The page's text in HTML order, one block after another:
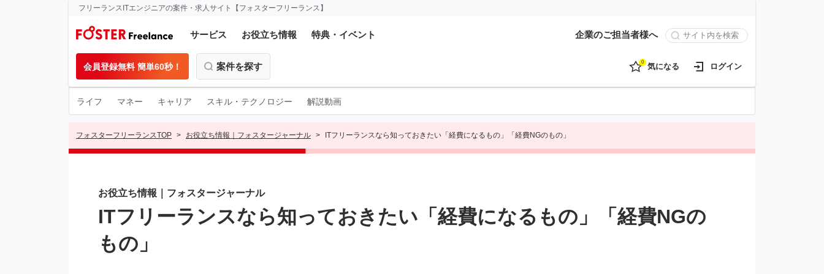
フリーランスITエンジニアの案件・求人サイト【フォスターフリーランス】
サービス お役立ち情報 特典・イベント 企業のご担当者様へ
会員登録無料 簡単60秒！ 案件を探す 0 気になる ログイン
ライフ マネー キャリア スキル・テクノロジー 解説動画
フォスターフリーランスTOP お役立ち情報｜フォスタージャーナル ITフリーランスなら知っておきたい「経費になるもの」「経費NGのもの」
お役立ち情報｜フォスタージャーナル
ITフリーランスなら知っておきたい「経費になるもの」「経費NGの
もの」